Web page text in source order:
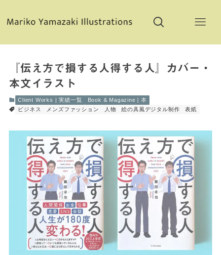
『伝え方で損する人得する人』カバー・
本文イラスト
Client Works | 実績一覧
Book & Magazine | 本
ビジネス
メンズファッション 人物 絵の具風デジタル制作 表紙